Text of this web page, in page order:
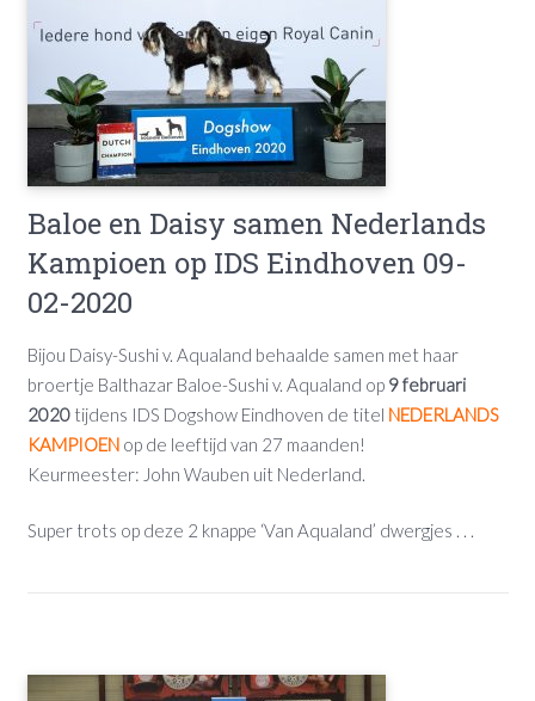
Baloe en Daisy samen Nederlands
Kampioen op IDS Eindhoven 09-
02-2020
Bijou Daisy-Sushi v. Aqualand behaalde samen met haar
broertje Balthazar Baloe-Sushi v. Aqualand op 9 februari
2020tijdens IDS Dogshow Eindhoven de titel NEDERLANDS
KAMPIOENop de leeftijd van 27 maanden!
Keurmeester: John Wauben uit Nederland.
Super trots op deze 2 knappe ‘Van Aqualand’ dwergjes . . .